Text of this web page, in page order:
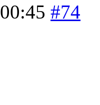
00:45 #74